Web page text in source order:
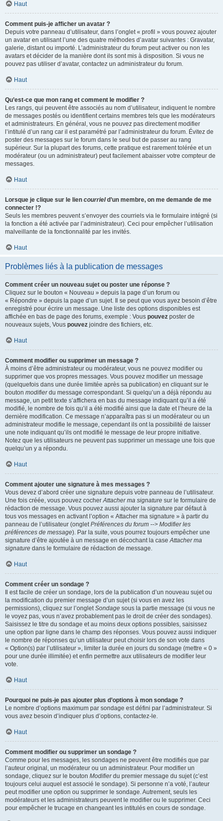
Haut
Comment puis-je afficher un avatar ?
Depuis votre panneau d’utilisateur, dans l’onglet « profil » vous pouvez ajouter
un avatar en utilisant l’une des quatre méthodes d’avatar suivantes : Gravatar,
galerie, distant ou importé. L’administrateur du forum peut activer ou non les
avatars et décider de la manière dont ils sont mis à disposition. Si vous ne
pouvez pas utiliser d’avatar, contactez un administrateur du forum.
Haut
Qu’est-ce que mon rang et comment le modifier ?
Les rangs, qui peuvent être associés au nom d’utilisateur, indiquent le nombre
de messages postés ou identifient certains membres tels que les modérateurs
et administrateurs. En général, vous ne pouvez pas directement modifier
l’intitulé d’un rang car il est paramétré par l’administrateur du forum. Évitez de
poster des messages sur le forum dans le seul but de passer au rang
supérieur. Sur la plupart des forums, cette pratique est rarement tolérée et un
modérateur (ou un administrateur) peut facilement abaisser votre compteur de
messages.
Haut
Lorsque je clique sur le lien courrield’un membre, on me demande de me
connecter !?
Seuls les membres peuvent s’envoyer des courriels via le formulaire intégré (si
la fonction a été activée par l’administrateur). Ceci pour empêcher l’utilisation
malveillante de la fonctionnalité par les invités.
Haut
Problèmes liés à la publication de messages
Comment créer un nouveau sujet ou poster une réponse ?
Cliquez sur le bouton « Nouveau » depuis la page d’un forum ou
« Répondre » depuis la page d’un sujet. Il se peut que vous ayez besoin d’être
enregistré pour écrire un message. Une liste des options disponibles est
affichée en bas de page des forums, exemple : Vous pouvez poster de
nouveaux sujets, Vous pouvez joindre des fichiers, etc.
Haut
Comment modifier ou supprimer un message ?
À moins d’être administrateur ou modérateur, vous ne pouvez modifier ou
supprimer que vos propres messages. Vous pouvez modifier un message
(quelquefois dans une durée limitée après sa publication) en cliquant sur le
bouton modifierdu message correspondant. Si quelqu’un a déjà répondu au
message, un petit texte s’affichera en bas du message indiquant qu’il a été
modifié, le nombre de fois qu’il a été modifié ainsi que la date et l’heure de la
dernière modification. Ce message n’apparaîtra pas si un modérateur ou un
administrateur modifie le message, cependant ils ont la possibilité de laisser
une note indiquant qu’ils ont modifié le message de leur propre initiative.
Notez que les utilisateurs ne peuvent pas supprimer un message une fois que
quelqu’un y a répondu.
Haut
Comment ajouter une signature à mes messages ?
Vous devez d’abord créer une signature depuis votre panneau de l’utilisateur.
Une fois créée, vous pouvez cocherAttacher ma signature sur le formulaire de
rédaction de message. Vous pouvez aussi ajouter la signature par défaut à
tous vos messages en activant l’option « Attacher ma signature » à partir du
panneau de l’utilisateur (ongletPréférences du forum --> Modifier les
préférences de message). Par la suite, vous pourrez toujours empêcher une
signature d’être ajoutée à un message en décochant la caseAttacher ma
signature dans le formulaire de rédaction de message.
Haut
Comment créer un sondage ?
Il est facile de créer un sondage, lors de la publication d’un nouveau sujet ou
la modification du premier message d’un sujet (si vous en avez les
permissions), cliquez sur l’ongletSondage sous la partie message (si vous ne
le voyez pas, vous n’avez probablement pas le droit de créer des sondages).
Saisissez le titre du sondage et au moins deux options possibles, saisissez
une option par ligne dans le champ des réponses. Vous pouvez aussi indiquer
le nombre de réponses qu’un utilisateur peut choisir lors de son vote dans
« Option(s) par l’utilisateur », limiter la durée en jours du sondage (mettre « 0 »
pour une durée illimitée) et enfin permettre aux utilisateurs de modifier leur
vote.
Haut
Pourquoi ne puis-je pas ajouter plus d’options à mon sondage ?
Le nombre d’options maximum par sondage est défini par l’administrateur. Si
vous avez besoin d’indiquer plus d’options, contactez-le.
Haut
Comment modifier ou supprimer un sondage ?
Comme pour les messages, les sondages ne peuvent être modifiés que par
l’auteur original, un modérateur ou un administrateur. Pour modifier un
sondage, cliquez sur le bouton Modifierdu premier message du sujet (c’est
toujours celui auquel est associé le sondage). Si personne n’a voté, l’auteur
peut modifier une option ou supprimer le sondage. Autrement, seuls les
modérateurs et les administrateurs peuvent le modifier ou le supprimer. Ceci
pour empêcher le trucage en changeant les intitulés en cours de sondage.